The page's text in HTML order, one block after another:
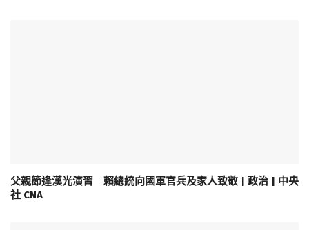
父親節逢漢光演習 賴總統向國軍官兵及家人致敬 | 政治 | 中央
社 CNA